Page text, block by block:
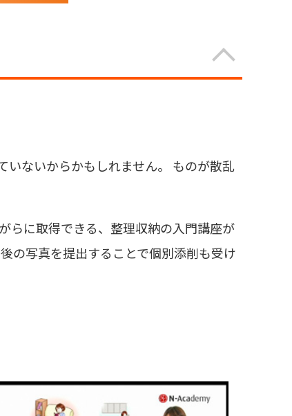
ないからかもしれません。 ものが散乱
らに取得できる、整理収納の入門講座が
の写真を提出することで個別添削も受け